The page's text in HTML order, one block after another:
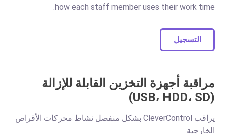
how each staff member uses their work time.
التسجيل
مراقبة أجهزة التخزين القابلة للإزالة
(USB، HDD، SD)
يراقب CleverControl بشكل منفصل نشاط محركات الأقراص
الخارجية.